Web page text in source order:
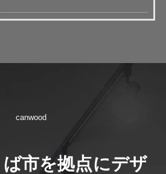
canwood
市を拠点にデザ